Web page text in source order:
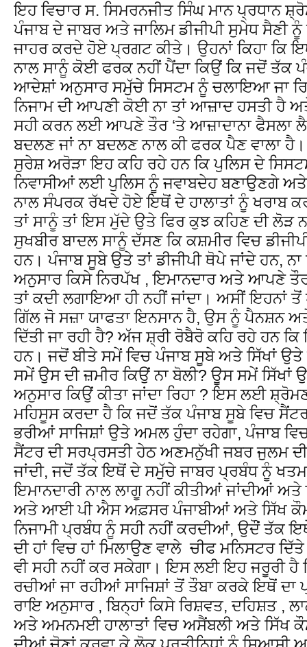
ਇਹ ਵਿਚਾਰ ਸ. ਸਿਮਰਨਜੀਤ ਸਿੰਘ ਮਾਨ ਪ੍ਰਧਾਨ
ਪੰਜਾਬ ਦੇ ਜਾਬਰ ਅਤੇ ਜਾਲਿਮ ਡੀਜੀਪੀ ਸੁਮੇਧ ਸੈਣੀ
ਜਾਹਰ ਕਰਦੇ ਹੋਏ ਪ੍ਰਗਟ ਕੀਤੇ। ਉਹਨਾਂ ਕਿਹਾ ਕਿ
ਨਾਲ ਸਾਨੂੰ ਕੋਈ ਫਰਕ ਨਹੀਂ ਪੈਂਦਾ ਕਿਉਂ ਕਿ ਜਦੋਂ ਤੱਕ
ਆਦੇਸ਼ਾਂ ਅਨੁਸਾਰ ਸਮੁੱਚੇ ਸਿਸਟਮ ਨੂੰ ਚਲਾਇਆ ਜਾ
ਨਿਜਾਮ ਦੀ ਆਪਣੀ ਕੋਈ ਨਾ ਤਾਂ ਆਜ਼ਾਦ ਹਸਤੀ ਹੈ
ਸਹੀ ਕਰਨ ਲਈ ਆਪਣੇ ਤੌਰ ‘ਤੇ ਆਜ਼ਾਦਾਨਾ ਫੈਸਲਾ ਲੈ
ਬਦਲਣ ਜਾਂ ਨਾ ਬਦਲਣ ਨਾਲ ਕੀ ਫਰਕ ਪੈਣ ਵਾਲਾ
ਸੁਰੇਸ਼ ਅਰੋੜਾ ਇਹ ਕਹਿ ਰਹੇ ਹਨ ਕਿ ਪੁਲਿਸ ਦੇ
ਨਿਵਾਸੀਆਂ ਲਈ ਪੁਲਿਸ ਨੂੰ ਜਵਾਬਦੇਹ ਬਣਾਉਣਗੇ
ਨਾਲ ਸੰਪਰਕ ਰੱਖਦੇ ਹੋਏ ਇਥੋਂ ਦੇ ਹਾਲਾਤਾਂ ਨੂੰ ਖਰਾਬ
ਤਾਂ ਸਾਨੂੰ ਤਾਂ ਇਸ ਮੁੱਦੇ ਉਤੇ ਫਿਰ ਕੁਝ ਕਹਿਣ ਦੀ ਲੋੜ
ਸੁਖਬੀਰ ਬਾਦਲ ਸਾਨੂੰ ਦੱਸਣ ਕਿ ਕਸ਼ਮੀਰ ਵਿਚ
ਹਨ। ਪੰਜਾਬ ਸੂਬੇ ਉਤੇ ਤਾਂ ਡੀਜੀਪੀ ਥੋਪੇ ਜਾਂਦੇ ਹਨ,
ਅਨੁਸਾਰ ਕਿਸੇ ਨਿਰਪੱਖ , ਇਮਾਨਦਾਰ ਅਤੇ ਆਪਣੇ ਤੌਰ
ਤਾਂ ਕਦੀ ਲਗਾਇਆ ਹੀ ਨਹੀਂ ਜਾਂਦਾ। ਅਸੀਂ ਇਹਨਾਂ ਤੋਂ
ਗਿੱਲ ਜੋ ਸਜ਼ਾ ਯਾਫਤਾ ਇਨਸਾਨ ਹੈ, ਉਸ ਨੂੰ ਪੈਨਸ਼ਨ
ਦਿੱਤੀ ਜਾ ਰਹੀ ਹੈ? ਅੱਜ ਸ਼੍ਰੀ ਰੋਬੈਰੋ ਕਹਿ ਰਹੇ ਹਨ
ਹਨ। ਜਦੋਂ ਬੀਤੇ ਸਮੇਂ ਵਿਚ ਪੰਜਾਬ ਸੂਬੇ ਅਤੇ ਸਿੱਖਾਂ ਉਤੇ
ਸਮੇਂ ਉਸ ਦੀ ਜ਼ਮੀਰ ਕਿਉਂ ਨਾ ਬੋਲੀ? ਊਸ ਸਮੇਂ
ਅਨੁਸਾਰ ਕਿਉਂ ਕੀਤਾ ਜਾਂਦਾ ਰਿਹਾ ? ਇਸ ਲਈ
ਮਹਿਸੂਸ ਕਰਦਾ ਹੈ ਕਿ ਜਦੋਂ ਤੱਕ ਪੰਜਾਬ ਸੂਬੇ ਵਿਚ
ਭਰੀਆਂ ਸਾਜਿਸ਼ਾਂ ਉਤੇ ਅਮਲ ਹੁੰਦਾ ਰਹੇਗਾ, ਪੰਜਾਬ
ਸੈਂਟਰ ਦੀ ਸਰਪ੍ਰਸਤੀ ਹੇਠ ਅਣਮਨੁੱਖੀ ਜਬਰ ਜੁਲਮ ਦੀ
ਜਾਂਦੀ, ਜਦੋਂ ਤੱਕ ਇਥੋਂ ਦੇ ਸਮੁੱਚੇ ਜਾਬਰ ਪ੍ਰਬੰਧ ਨੂੰ
ਇਮਾਨਦਾਰੀ ਨਾਲ ਲਾਗੂ ਨਹੀਂ ਕੀਤੀਆਂ ਜਾਂਦੀਆਂ
ਅਤੇ ਆਈ ਪੀ ਐਸ ਅਫ਼ਸਰ ਪੰਜਾਬੀਆਂ ਅਤੇ ਸਿੱਖ ਕੌਮ
ਨਿਜਾਮੀ ਪ੍ਰਬੰਧ ਨੂੰ ਸਹੀ ਨਹੀਂ ਕਰਦੀਆਂ, ਉਦੌਂ ਤੱਕ
ਦੀ ਹਾਂ ਵਿਚ ਹਾਂ ਮਿਲਾਉਣ ਵਾਲੇ ਚੀਫ ਮਨਿਸਟਰ
ਵੀ ਸਹੀ ਨਹੀਂ ਕਰ ਸਕੇਗਾ। ਇਸ ਲਈ ਇਹ ਜਰੂਰੀ ਹੈ
ਰਚੀਆਂ ਜਾ ਰਹੀਆਂ ਸਾਜਿਸ਼ਾਂ ਤੋਂ ਤੌਬਾ ਕਰਕੇ ਇਥੋਂ ਦਾ
ਰਾਇ ਅਨੁਸਾਰ , ਬਿਨ੍ਹਾਂ ਕਿਸੇ ਰਿਸ਼ਵਤ, ਦਹਿਸ਼ਤ ,
ਅਤੇ ਅਮਨਮਈ ਹਾਲਾਤਾਂ ਵਿਚ ਅਸੈਂਬਲੀ ਅਤੇ ਸਿੱਖ